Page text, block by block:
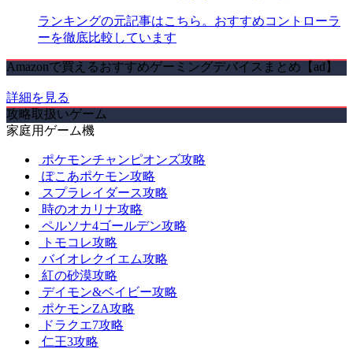
ランキングの元記事はこちら。おすすめコントローラ
ーを徹底比較しています
Amazonで買えるおすすめゲーミングデバイスまとめ【ad】
詳細を見る
攻略取扱いゲーム
家庭用ゲーム機
ポケモンチャンピオンズ攻略
ぽこあポケモン攻略
スプラレイダース攻略
時のオカリナ攻略
ペルソナ4ゴールデン攻略
トモコレ攻略
バイオレクイエム攻略
紅の砂漠攻略
デイモン&ベイビー攻略
ポケモンZA攻略
ドラクエ7攻略
仁王3攻略